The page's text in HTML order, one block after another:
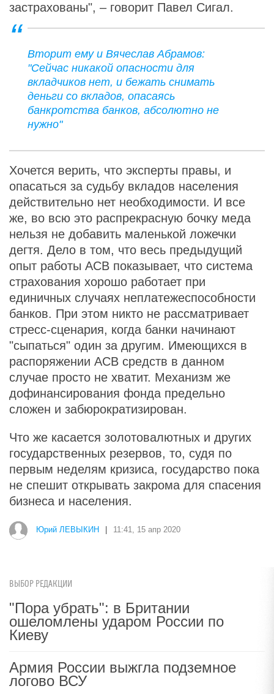
застрахованы", – говорит Павел Сигал.
Вторит ему и Вячеслав Абрамов:
"Сейчас никакой опасности для
вкладчиков нет, и бежать снимать
деньги со вкладов, опасаясь
банкротства банков, абсолютно не
нужно"
Хочется верить, что эксперты правы, и
опасаться за судьбу вкладов населения
действительно нет необходимости. И все
же, во всю это распрекрасную бочку меда
нельзя не добавить маленькой ложечки
дегтя. Дело в том, что весь предыдущий
опыт работы АСВ показывает, что система
страхования хорошо работает при
единичных случаях неплатежеспособности
банков. При этом никто не рассматривает
стресс-сценария, когда банки начинают
"сыпаться" один за другим. Имеющихся в
распоряжении АСВ средств в данном
случае просто не хватит. Механизм же
дофинансирования фонда предельно
сложен и забюрократизирован.
Что же касается золотовалютных и других
государственных резервов, то, судя по
первым неделям кризиса, государство пока
не спешит открывать закрома для спасения
бизнеса и населения.
Юрий ЛЕВЫКИН 11:41, 15 апр 2020
ВЫБОР РЕДАКЦИИ
"Пора убрать": в Британии
ошеломлены ударом России по
Киеву
Армия России выжгла подземное
логово ВСУ